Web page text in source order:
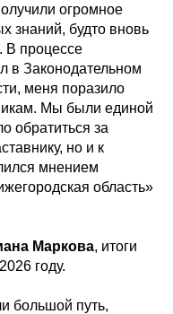
огромное
знаний, будто вновь
В процессе
в Законодательном
меня поразило
Мы были единой
обратиться за
но и к
мнением
область»
Маркова, итоги
году.
большой путь,